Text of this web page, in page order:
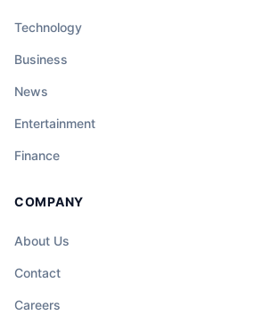
Technology
Business
News
Entertainment
Finance
COMPANY
About Us
Contact
Careers